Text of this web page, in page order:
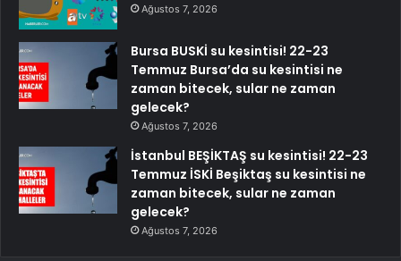
Ağustos 7, 2026
Bursa BUSKİ su kesintisi! 22-23
Temmuz Bursa’da su kesintisi ne
zaman bitecek, sular ne zaman
gelecek?
Ağustos 7, 2026
İstanbul BEŞİKTAŞ su kesintisi! 22-23
Temmuz İSKİ Beşiktaş su kesintisi ne
zaman bitecek, sular ne zaman
gelecek?
Ağustos 7, 2026